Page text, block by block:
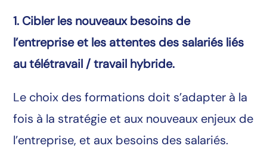
1. Cibler les nouveaux besoins de
l’entreprise et les attentes des salariés liés
au télétravail / travail hybride.
Le choix des formations doit s’adapter à la
fois à la stratégie et aux nouveaux enjeux de
l’entreprise, et aux besoins des salariés.